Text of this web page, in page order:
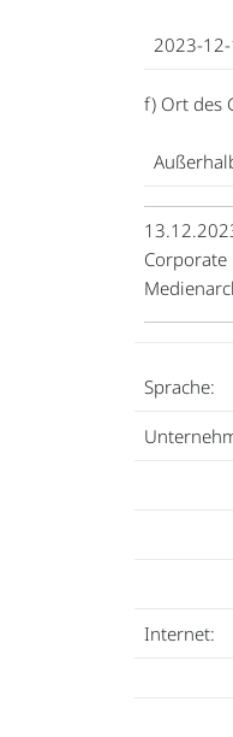
2023-12-
f) Ort des
Sprache:
Internet: